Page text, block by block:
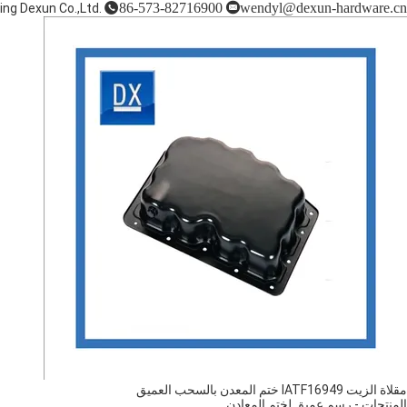
Dexun Co.,Ltd. 86-573-82716900 wendyl@dexun-hardware.cn
مقلاة الزيت IATF16949 ختم المعدن بالسحب العميق